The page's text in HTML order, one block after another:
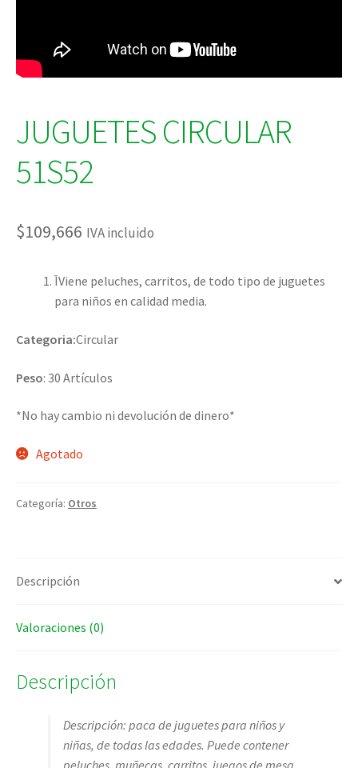
JUGUETES CIRCULAR
51S52
$109,666 IVA incluido
ĪViene peluches, carritos, de todo tipo de juguetes
para niños en calidad media.
Categoria:Circular
Peso: 30 Artículos
*No hay cambio ni devolución de dinero*
Agotado
Categoría: Otros
Descripción
Valoraciones (0)
Descripción
Descripción: paca de juguetes para niños y
niñas, de todas las edades. Puede contener
peluches, muñecas, carritos, juegos de mesa,